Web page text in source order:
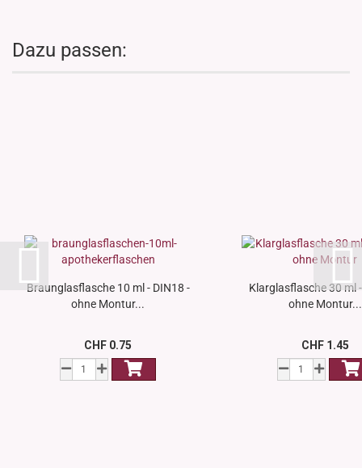
Dazu passen:
Braunglasflasche 10 ml - DIN18 -
ohne Montur...
CHF 0.75
Klarglasflasche 30 ml
ohne Montur...
CHF 1.45